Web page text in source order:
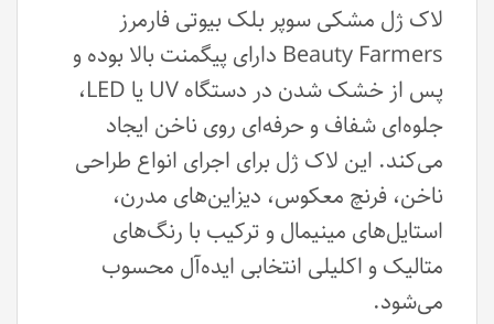
لاک ژل مشکی سوپر بلک بیوتی فارمرز
Beauty Farmers دارای پیگمنت بالا بوده و
پس از خشک شدن در دستگاه UV یا LED،
جلوه‌ای شفاف و حرفه‌ای روی ناخن ایجاد
می‌کند. این لاک ژل برای اجرای انواع طراحی
ناخن، فرنچ معکوس، دیزاین‌های مدرن،
استایل‌های مینیمال و ترکیب با رنگ‌های
متالیک و اکلیلی انتخابی ایده‌آل محسوب
می‌شود.